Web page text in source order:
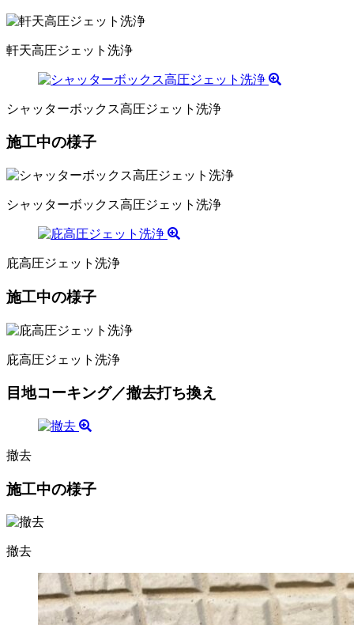
軒天高圧ジェット洗浄
シャッターボックス高圧ジェット洗浄
施工中の様子
シャッターボックス高圧ジェット洗浄
庇高圧ジェット洗浄
施工中の様子
庇高圧ジェット洗浄
目地コーキング／撤去打ち換え
撤去
施工中の様子
撤去